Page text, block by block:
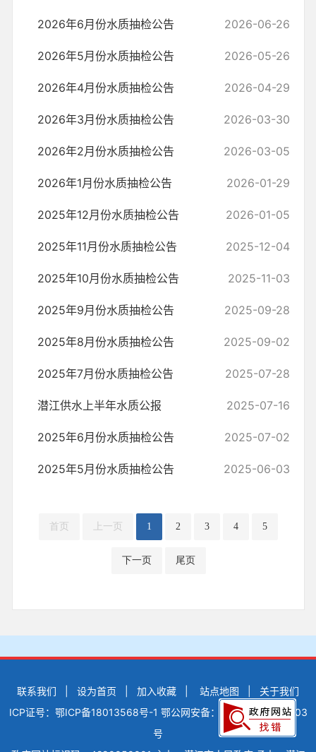
2026年6月份水质抽检公告 2026-06-26
2026年5月份水质抽检公告 2026-05-26
2026年4月份水质抽检公告 2026-04-29
2026年3月份水质抽检公告 2026-03-30
2026年2月份水质抽检公告 2026-03-05
2026年1月份水质抽检公告 2026-01-29
2025年12月份水质抽检公告 2026-01-05
2025年11月份水质抽检公告 2025-12-04
2025年10月份水质抽检公告 2025-11-03
2025年9月份水质抽检公告 2025-09-28
2025年8月份水质抽检公告 2025-09-02
2025年7月份水质抽检公告 2025-07-28
潜江供水上半年水质公报 2025-07-16
2025年6月份水质抽检公告 2025-07-02
2025年5月份水质抽检公告 2025-06-03
首页 上一页 1 2 3 4 5
下一页 尾页
联系我们 设为首页 加入收藏 站点地图
关于我们
ICP证号：鄂ICP备18013568号-1 鄂公网安备：42900502000503
号